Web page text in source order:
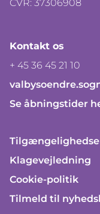
CVR: 37306908
Kontakt os
+ 45 36 45 21 10
Se åbningstider
Klagevejledning
Cookie-politik
Tilmeld til